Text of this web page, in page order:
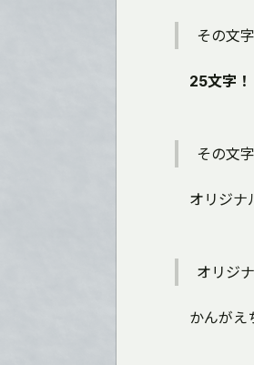
その文
25文字！
その文
オリジナ
オリジ
かんがえ